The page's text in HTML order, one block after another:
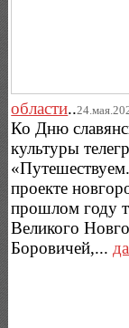
области..
Ко Дню
культуры
проекте
прошлом году
Великого
Боровичей,...